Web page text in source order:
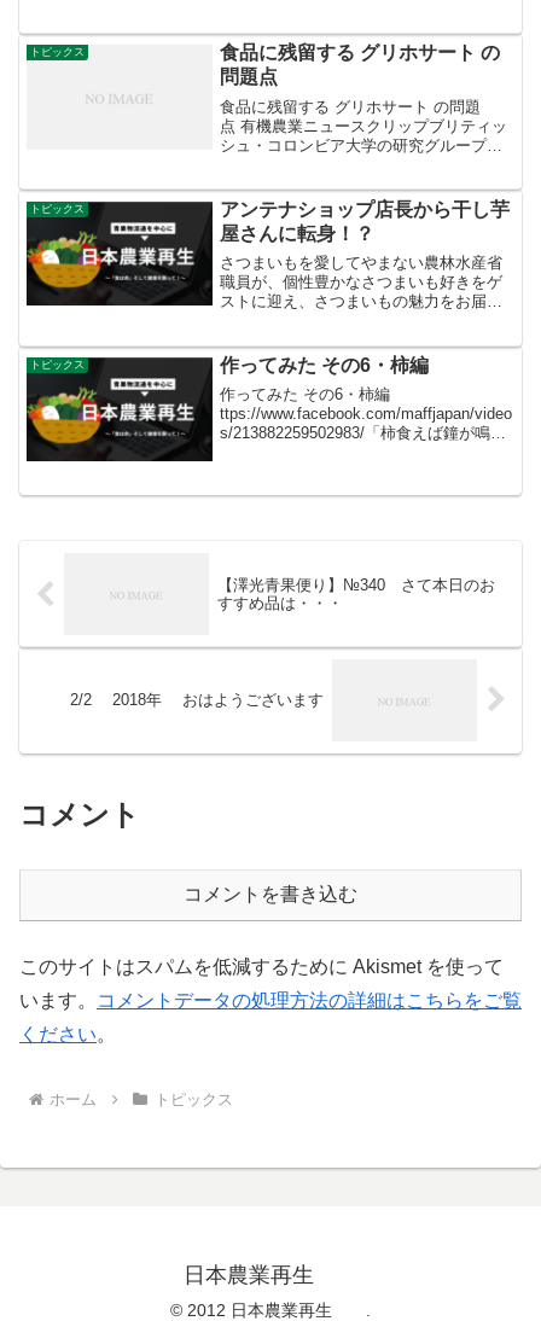
た者でなくては使えない、禁色（きんじ
き）と呼ばれるもの...
トピックス
食品に残留する グリホサート の
問題点
食品に残留する グリホサート の問題
点 有機農業ニュースクリップブリティッ
シュ・コロンビア大学の研究グループ
が腸内細菌叢のバランスを崩し、グルテ
ンを含む食品の摂取で...
トピックス
アンテナショップ店長から干し芋
屋さんに転身！？
さつまいもを愛してやまない農林水産省
職員が、個性豊かなさつまいも好きをゲ
ストに迎え、さつまいもの魅力をお届け
トピックス 作ってみた その6・柿編
作ってみた その6・柿編
ttps://www.facebook.com/maffjapan/video
s/213882259502983/「柿食えば鐘が鳴る
いる柿は古く...
【澤光青果便り】№340 さて本日のお
すすめ品は・・・
2/2 2018年 おはようございます
コメント
コメントを書き込む
このサイトはスパムを低減するために Akismet を使って
います。
コメントデータの処理方法の詳細はこちらをご覧
ください。
ホーム トピックス
日本農業再生
© 2012 日本農業再生 .